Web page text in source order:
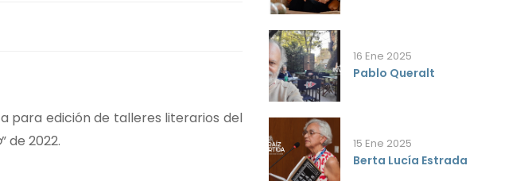
para edición de talleres literarios del
” de 2022.
16 Ene 2025
Pablo Queralt
15 Ene 2025
Berta Lucía Estrada